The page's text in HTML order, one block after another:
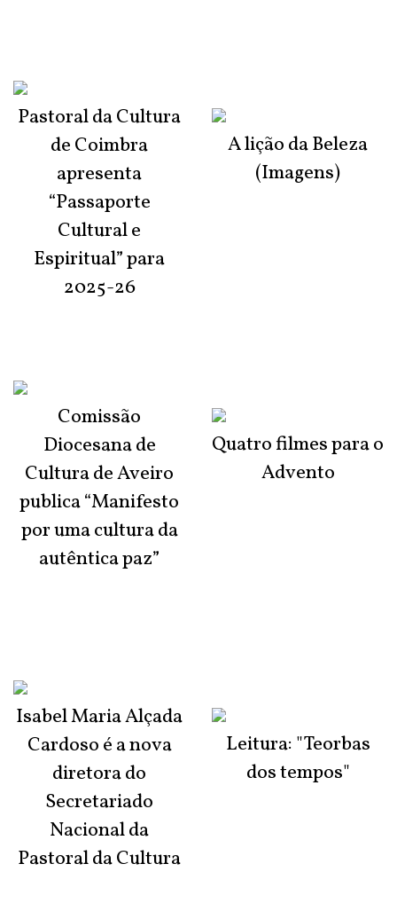
Pastoral da Cultura
de Coimbra
apresenta
“Passaporte
Cultural e
Espiritual” para
2025-26
Comissão
Diocesana de
Cultura de Aveiro
publica “Manifesto
por uma cultura da
autêntica paz”
Isabel Maria Alçada
Cardoso é a nova
diretora do
Secretariado
Nacional da
Pastoral da Cultura
A lição da Beleza
(Imagens)
Quatro filmes para o
Advento
Leitura: "Teorbas
dos tempos"